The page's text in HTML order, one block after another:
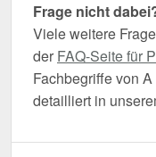
Frage nicht
Viele weitere
der FAQ-Seite für
Fachbegriffe von
detailliert in